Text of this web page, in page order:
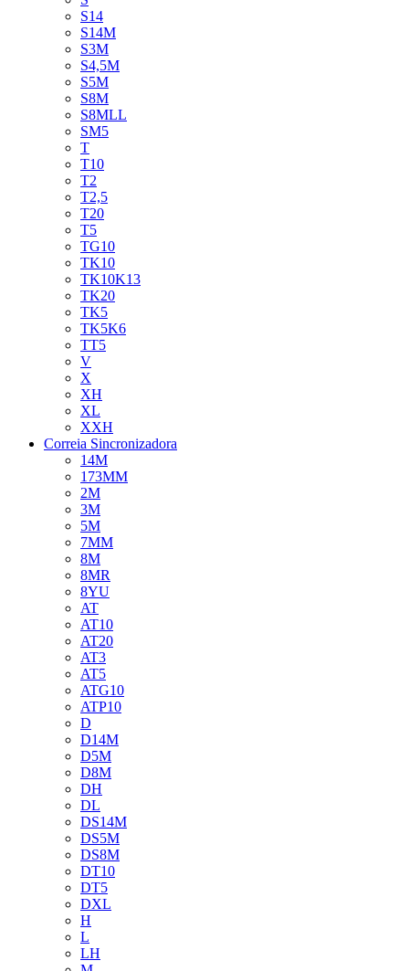
S14
S14M
S3M
S4,5M
S5M
S8M
S8MLL
SM5
T
T10
T2
T2,5
T20
T5
TG10
TK10
TK10K13
TK20
TK5
TK5K6
TT5
V
X
XH
XL
XXH
Correia Sincronizadora
14M
173MM
2M
3M
5M
7MM
8M
8MR
8YU
AT
AT10
AT20
AT3
AT5
ATG10
ATP10
D
D14M
D5M
D8M
DH
DL
DS14M
DS5M
DS8M
DT10
DT5
DXL
H
L
LH